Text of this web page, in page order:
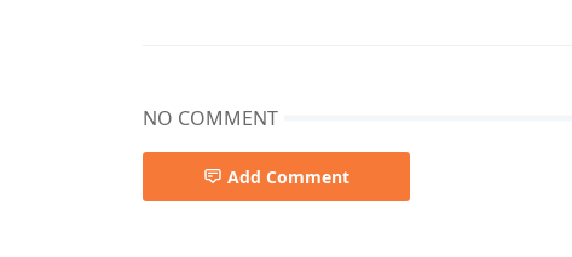
NO COMMENT
Add Comment